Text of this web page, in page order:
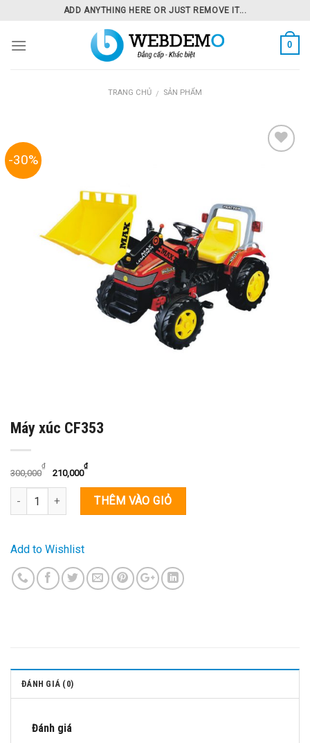
content
ADD ANYTHING HERE OR JUST REMOVE IT...
0
TRANG CHỦ / SẢN PHẨM
-30%
Máy xúc CF353
300,000
₫
210,000
₫
Số lượng THÊM VÀO GIỎ
Add to Wishlist
ĐÁNH GIÁ (0)
Đánh giá